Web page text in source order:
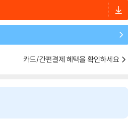
카드/간편결제 혜택을 확인하세요